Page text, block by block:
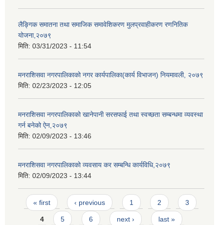
लैङ्गिक समातना तथा समाजिक समावेशिकरण मुलप्रवाहीकरण रणनितिक
योजना,२०७९
मिति: 03/31/2023 - 11:54
मनराशिसवा नगरपालिकाको नगर कार्यपालिका(कार्य विभाजन) नियमावली, २०७९
मिति: 02/23/2023 - 12:05
मनराशिसवा नगरपालिकाको खानेपानी सरसफाई तथा स्वच्छता सम्बन्धमा व्यवस्था
गर्न बनेको ऐन,२०७९
मिति: 02/09/2023 - 13:46
मनराशिसवा नगरपालिकाको व्यवसाय कर सम्बन्धि कार्यविधि,२०७९
मिति: 02/09/2023 - 13:44
Pages
« first ‹ previous 1 2 3
4 5 6 next › last »